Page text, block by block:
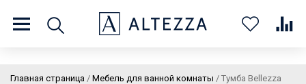
8 (800) 201 60 03 9:00 - 21:00 ПН-ВС
Главная страница / Мебель для ванной комнаты / Тумба Bellezza